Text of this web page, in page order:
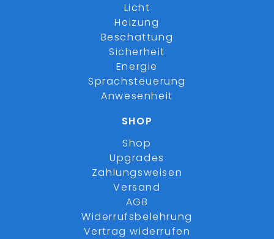
Licht
Heizung
Beschattung
Sicherheit
Energie
Sprachsteuerung
Anwesenheit
SHOP
Shop
Upgrades
Zahlungsweisen
Versand
AGB
Widerrufsbelehrung
Vertrag widerrufen